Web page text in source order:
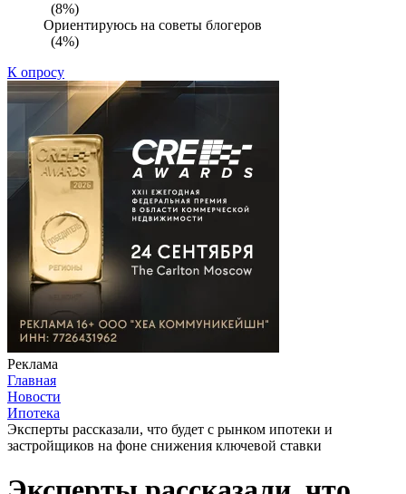
(8%)
Ориентируюсь на советы блогеров
(4%)
К опросу
Реклама
Главная
Новости
Ипотека
Эксперты рассказали, что будет с рынком ипотеки и
застройщиков на фоне снижения ключевой ставки